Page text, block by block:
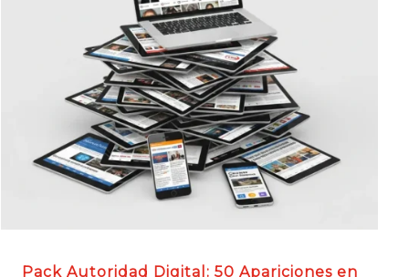
Pack Autoridad Digital: 50 Apariciones en